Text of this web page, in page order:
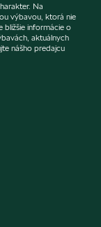
Na
výbavou, ktorá nie
bližšie informácie o
aktuálnych
nášho predajcu